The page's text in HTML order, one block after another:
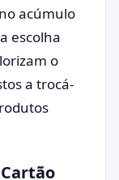
acúmulo
escolha
o
a trocá-